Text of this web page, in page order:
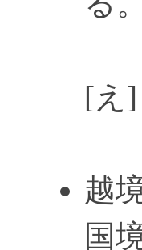
[え]
越
国